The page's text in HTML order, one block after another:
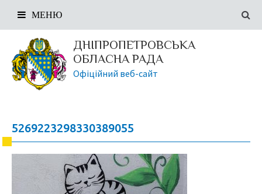
ДНІПРОПЕТРОВСЬКА
ОБЛАСНА РАДА
Офіційний веб-сайт
МЕНЮ
5269223298330389055